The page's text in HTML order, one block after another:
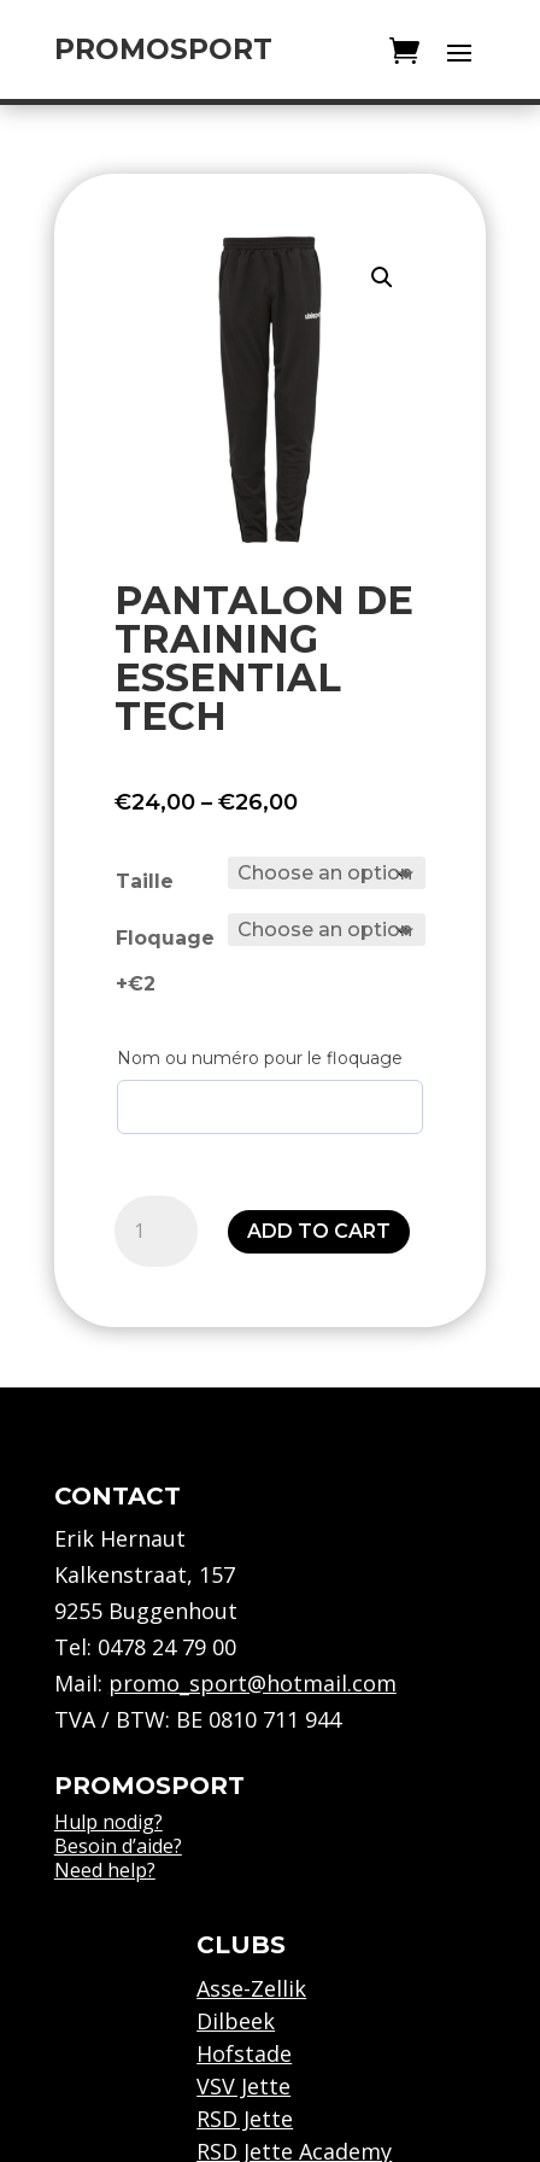
PROMOSPORT
PANTALON DE
TRAINING
ESSENTIAL
TECH
€24,00 – €26,00Price
€24,00
€26,00
Taille
Floquage
+€2
Nom ou numéro pour le floquage
quantity
ADD TO CART
CONTACT
Erik Hernaut
Kalkenstraat, 157
9255 Buggenhout
Tel: 0478 24 79 00
Mail: promo_sport@hotmail.com
TVA / BTW: BE 0810 711 944
PROMOSPORT
Hulp nodig?
Besoin d’aide?
Need help?
CLUBS
Asse-Zellik
Dilbeek
Hofstade
VSV Jette
RSD Jette
RSD Jette Academy